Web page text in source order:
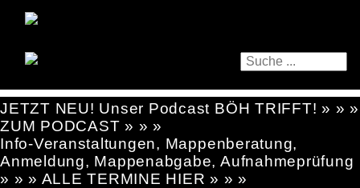
JETZT NEU! Unser Podcast BÖH TRIFFT! » » »
ZUM PODCAST » » »
Info-Veranstaltungen, Mappenberatung,
Anmeldung, Mappenabgabe, Aufnahmeprüfung
» » » ALLE TERMINE HIER » » »